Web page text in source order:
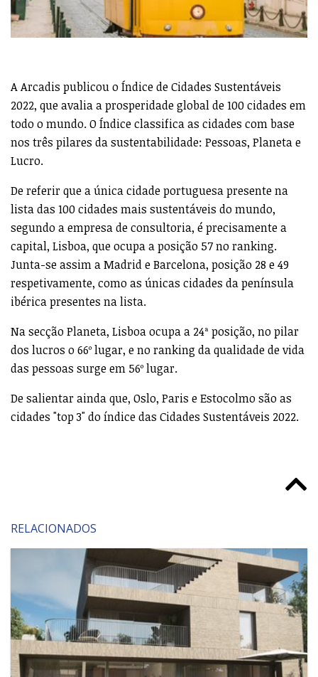
A Arcadis publicou o Índice de Cidades Sustentáveis
2022, que avalia a prosperidade global de 100 cidades em
todo o mundo. O Índice classifica as cidades com base
nos três pilares da sustentabilidade: Pessoas, Planeta e
Lucro.
De referir que a única cidade portuguesa presente na
lista das 100 cidades mais sustentáveis do mundo,
segundo a empresa de consultoria, é precisamente a
capital, Lisboa, que ocupa a posição 57 no ranking.
Junta-se assim a Madrid e Barcelona, posição 28 e 49
respetivamente, como as únicas cidades da península
ibérica presentes na lista.
Na secção Planeta, Lisboa ocupa a 24ª posição, no pilar
dos lucros o 66º lugar, e no ranking da qualidade de vida
das pessoas surge em 56º lugar.
De salientar ainda que, Oslo, Paris e Estocolmo são as
cidades "top 3" do índice das Cidades Sustentáveis 2022.
RELACIONADOS